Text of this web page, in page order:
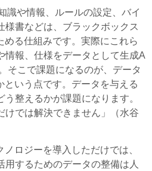
や情報、ルールの設定、バイ
様書などは、ブラックボックス
める仕組みです。実際にこれら
情報、仕様をデータとして生成A
そこで課題になるのが、データ
という点です。データを与える
整えるかが課題になります。
けでは解決できません」（水谷
ロジーを導入しただけでは、
用するためのデータの整備は人